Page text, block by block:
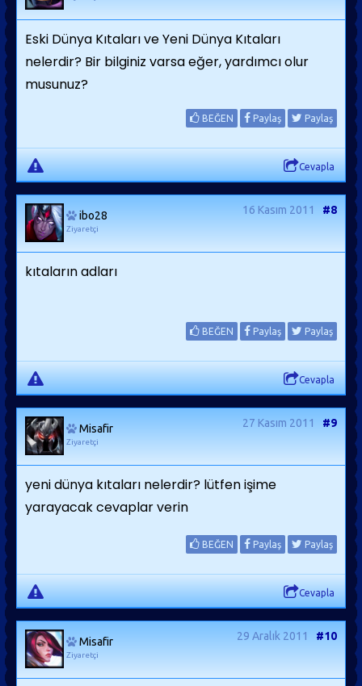
Eski Dünya Kıtaları ve Yeni Dünya Kıtaları
nelerdir? Bir bilginiz varsa eğer, yardımcı olur
musunuz?
BEĞEN Paylaş Paylaş
Cevapla
ibo28
Ziyaretçi
16 Kasım 2011 #8
kıtaların adları
BEĞEN Paylaş Paylaş
Cevapla
Misafir
Ziyaretçi
27 Kasım 2011 #9
yeni dünya kıtaları nelerdir? lütfen işime
yarayacak cevaplar verin
BEĞEN Paylaş Paylaş
Cevapla
Misafir
Ziyaretçi
29 Aralık 2011 #10